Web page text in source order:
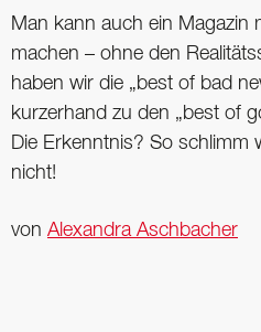
Man kann auch ein
machen – ohne den
haben wir die „best of bad
kurzerhand zu den „best of
Die Erkenntnis? So schlimm
nicht!
von Alexandra Aschbacher